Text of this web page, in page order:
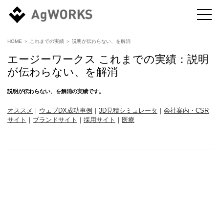
HOME ＞ これまでの実績 ＞ 説明が伝わらない、を解消
エージーワークス これまでの実績： 説明
が伝わらない、を解消
説明が伝わらない、を解消の実績です。
オススメ ｜ ウェブDX成功事例 ｜ 3D見積シミュレータ ｜ 会社案内・CSR
サイト ｜ ブランドサイト ｜ 採用サイト ｜ 医療